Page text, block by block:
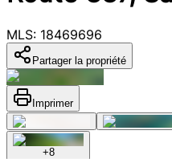
MLS: 18469696
Partager la propriété
Imprimer
+8